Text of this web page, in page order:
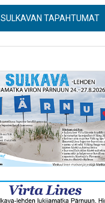
SULKAVAN TAPAHTUMAT